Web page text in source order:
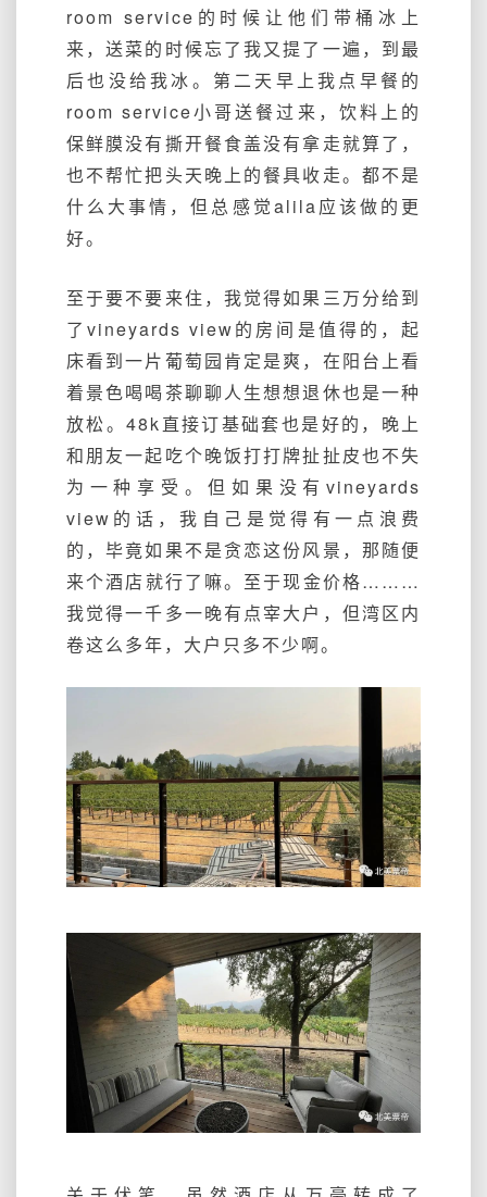
room service的时候让他们带桶冰上
来，送菜的时候忘了我又提了一遍，到最
后也没给我冰。第二天早上我点早餐的
room service小哥送餐过来，饮料上的
保鲜膜没有撕开餐食盖没有拿走就算了，
也不帮忙把头天晚上的餐具收走。都不是
什么大事情，但总感觉alila应该做的更
好。
至于要不要来住，我觉得如果三万分给到
了vineyards view的房间是值得的，起
床看到一片葡萄园肯定是爽，在阳台上看
着景色喝喝茶聊聊人生想想退休也是一种
放松。48k直接订基础套也是好的，晚上
和朋友一起吃个晚饭打打牌扯扯皮也不失
为一种享受。但如果没有vineyards
view的话，我自己是觉得有一点浪费
的，毕竟如果不是贪恋这份风景，那随便
来个酒店就行了嘛。至于现金价格………
我觉得一千多一晚有点宰大户，但湾区内
卷这么多年，大户只多不少啊。